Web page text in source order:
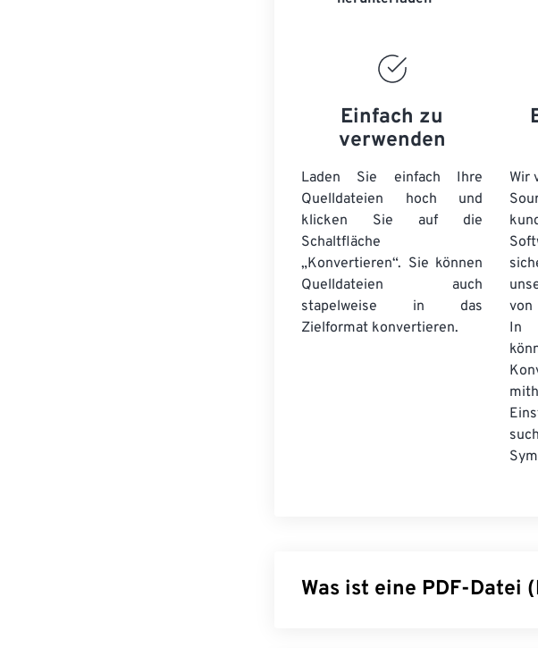
Einfach zu
verwenden
Laden Sie einfach Ihre
Quelldateien hoch und
klicken Sie auf die
Schaltfläche
„Konvertieren“. Sie können
Quelldateien auch
stapelweise in das
Zielformat konvertieren.
Wir
von
In
Was ist eine PDF-Datei